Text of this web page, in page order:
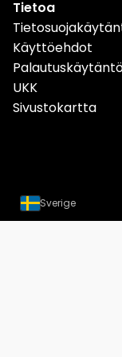
Tietoa
Käyttöehdot
UKK
Sivustokartta
Sverige